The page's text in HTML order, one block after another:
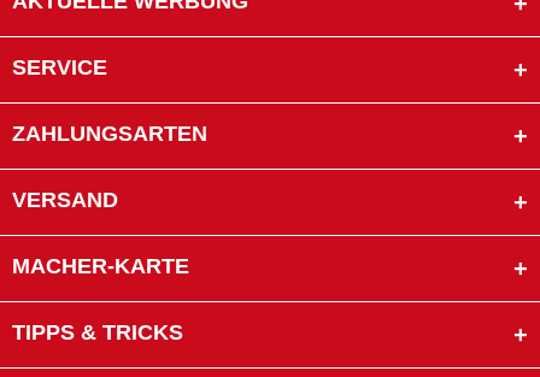
SERVICE
ZAHLUNGSARTEN
VERSAND
MACHER-KARTE
TIPPS & TRICKS